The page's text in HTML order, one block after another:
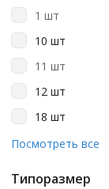
Sonnen
Varta
1 шт
10 шт
11 шт
12 шт
18 шт
2 шт
Посмотреть все
Типоразмер